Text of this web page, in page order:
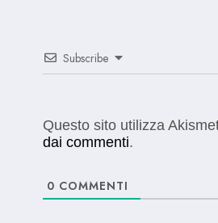
Subscribe
Questo sito utilizza
dai commenti.
0 COMMENTI